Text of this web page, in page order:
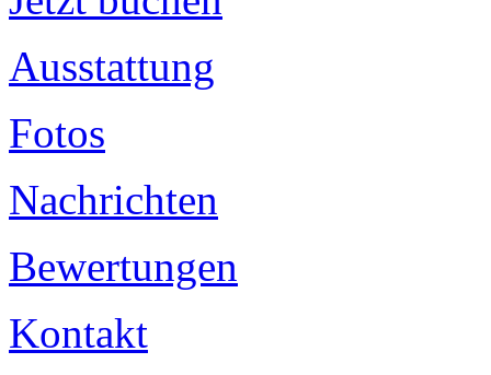
Ausstattung
Fotos
Nachrichten
Bewertungen
Kontakt